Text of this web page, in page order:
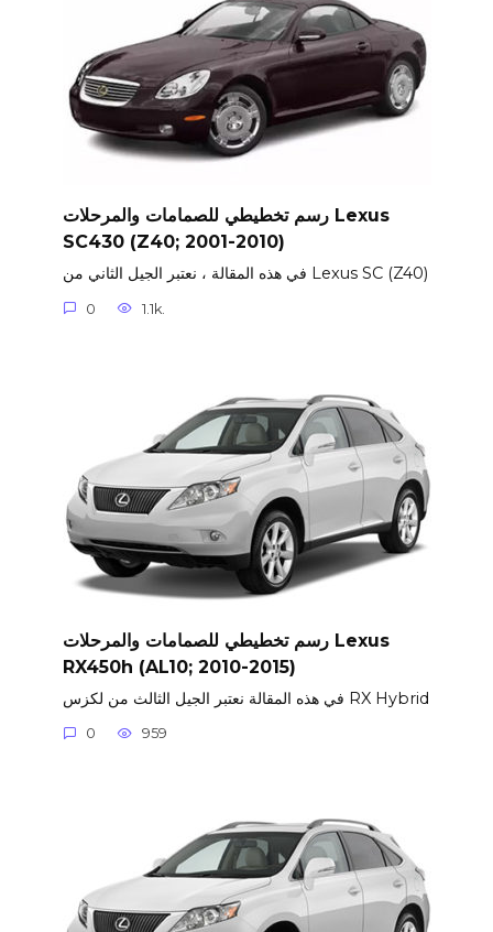
رسم تخطيطي للصمامات والمرحلات Lexus
SC430 (Z40; 2001-2010)
في هذه المقالة ، نعتبر الجيل الثاني من Lexus SC (Z40)
0 1.1k.
رسم تخطيطي للصمامات والمرحلات Lexus
RX450h (AL10; 2010-2015)
في هذه المقالة نعتبر الجيل الثالث من لكزس RX Hybrid
0 959